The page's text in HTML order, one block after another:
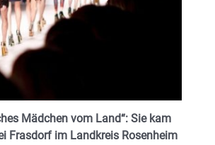
Mädchen vom Land“: Sie kam
Frasdorf im Landkreis Rosenheim